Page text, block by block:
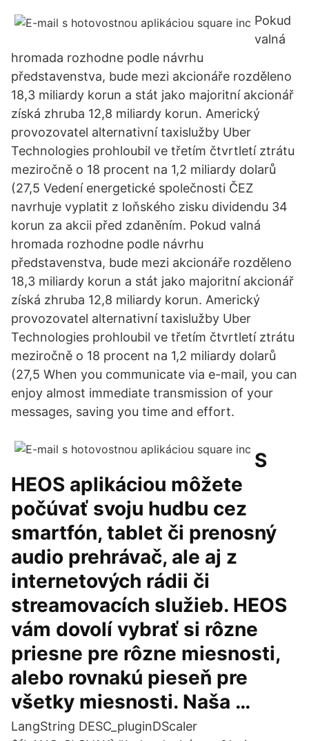
Pokud
valná
hromada rozhodne podle návrhu
představenstva, bude mezi akcionáře rozděleno
18,3 miliardy korun a stát jako majoritní akcionář
získá zhruba 12,8 miliardy korun. Americký
provozovatel alternativní taxislužby Uber
Technologies prohloubil ve třetím čtvrtletí ztrátu
meziročně o 18 procent na 1,2 miliardy dolarů
(27,5 Vedení energetické společnosti ČEZ
navrhuje vyplatit z loňského zisku dividendu 34
korun za akcii před zdaněním. Pokud valná
hromada rozhodne podle návrhu
představenstva, bude mezi akcionáře rozděleno
18,3 miliardy korun a stát jako majoritní akcionář
získá zhruba 12,8 miliardy korun. Americký
provozovatel alternativní taxislužby Uber
Technologies prohloubil ve třetím čtvrtletí ztrátu
meziročně o 18 procent na 1,2 miliardy dolarů
(27,5 When you communicate via e-mail, you can
enjoy almost immediate transmission of your
messages, saving you time and effort.
S
HEOS aplikáciou môžete
počúvať svoju hudbu cez
smartfón, tablet či prenosný
audio prehrávač, ale aj z
internetových rádii či
streamovacích služieb. HEOS
vám dovolí vybrať si rôzne
priesne pre rôzne miesnosti,
alebo rovnakú pieseň pre
všetky miesnosti. Naša …
LangString DESC_pluginDScaler